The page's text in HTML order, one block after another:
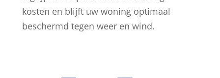
kosten en blijft uw woning optimaal
beschermd tegen weer en wind.